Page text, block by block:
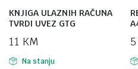
KNJIGA ULAZNIH RAČUNA
TVRDI UVEZ GTG
11 KM
Na stanju
5